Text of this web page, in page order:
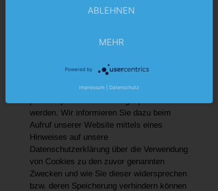
kleine Textdateien, die Ihr Internet-Browser
Wenn Sie unsere Website erneut aufrufen,
Sie automatisch wiederzuerkennen. Zu den
Cookies zählen auch die sog. „Nutzer-IDs“,
wo Angaben der Nutzer mittels
werden. Wir informieren Sie dazu beim
Aufruf unserer Website mittels eines
Hinweises auf unsere
Datenschutzerklärung über die Verwendung
von Cookies zu den zuvor genannten
Zwecken und wie Sie dieser widersprechen
bzw. deren Speicherung verhindern können
ABLEHNEN
MEHR
Powered by
Impressum Datenschutz